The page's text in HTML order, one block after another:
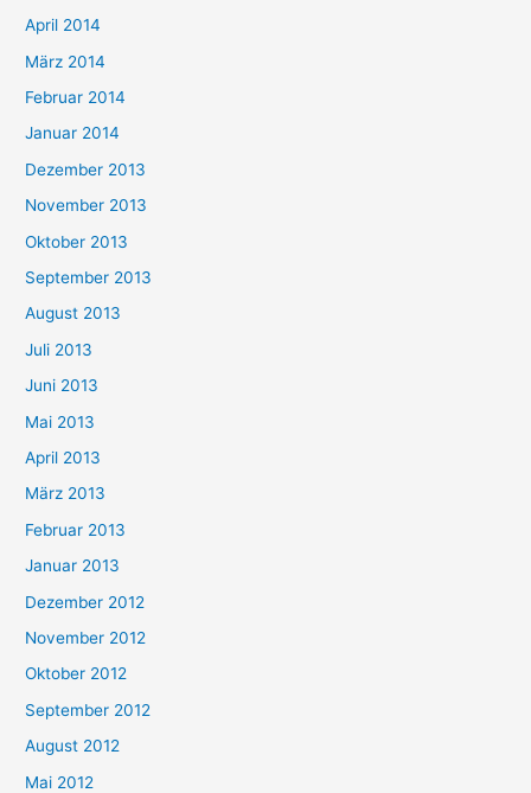
April 2014
März 2014
Februar 2014
Januar 2014
Dezember 2013
November 2013
Oktober 2013
September 2013
August 2013
Juli 2013
Juni 2013
Mai 2013
April 2013
März 2013
Februar 2013
Januar 2013
Dezember 2012
November 2012
Oktober 2012
September 2012
August 2012
Mai 2012